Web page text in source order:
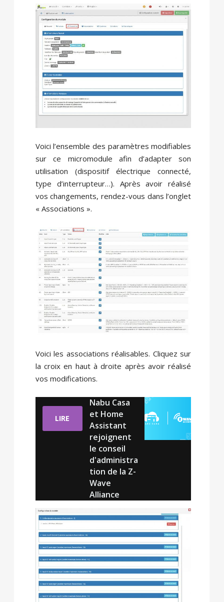
Voici l’ensemble des paramètres modifiables
sur ce micromodule afin d’adapter son
utilisation (dispositif électrique connecté,
type d’interrupteur…). Après avoir réalisé
vos changements, rendez-vous dans l’onglet
« Associations ».
Voici les associations réalisables. Cliquez sur
la croix en haut à droite après avoir réalisé
vos modifications.
LIRE
Nabu Casa
et Home
Assistant
rejoignent
le conseil
d'administra
tion de la Z-
Wave
Alliance